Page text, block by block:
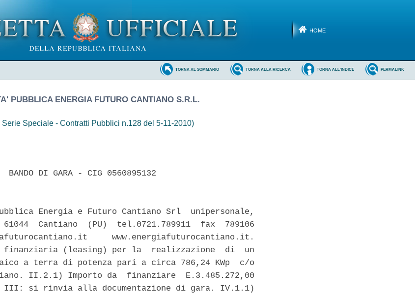
HOME
PERMALINK
TORNA ALL'INDICE
TORNA ALLA RICERCA
TORNA AL SOMMARIO
PUBBLICA ENERGIA FUTURO CANTIANO S.R.L.
Serie Speciale - Contratti Pubblici n.128 del 5-11-2010)
BANDO DI GARA - CIG 0560895132
Energia e Futuro Cantiano Srl  unipersonale,
Cantiano  (PU)  tel.0721.789911  fax  789106
www.energiafuturocantiano.it.
finanziaria (leasing) per la  realizzazione  di  un
a terra di potenza pari a circa 786,24 KWp  c/o
II.2.1) Importo da  finanziare  E.3.485.272,00
III: si rinvia alla documentazione di gara. IV.1.1)